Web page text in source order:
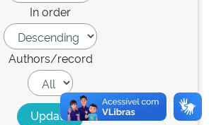
In order
Authors/record